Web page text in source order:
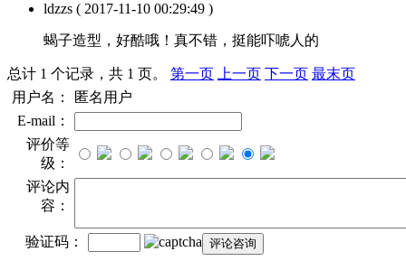
ldzzs ( 2017-11-10 00:29:49 )
蝎子造型，好酷哦！真不错，挺能吓唬人的
总计 1 个记录，共 1 页。 第一页 上一页 下一页 最末页
用户名：
匿名用户
E-mail：
评价等
级：
评论内
容：
验证码：